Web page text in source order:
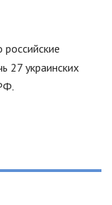
27 украинских